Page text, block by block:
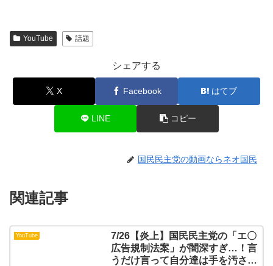
YouTube 話題
シェアする
X Facebook はてブ
LINE コピー
国民民主党の動画ならネオ国民
関連記事
YouTube
7/26【炎上】国民民主党の「エ〇
広告規制法案」が闇深すぎ…！言
うだけ言って自分達は手を汚さな